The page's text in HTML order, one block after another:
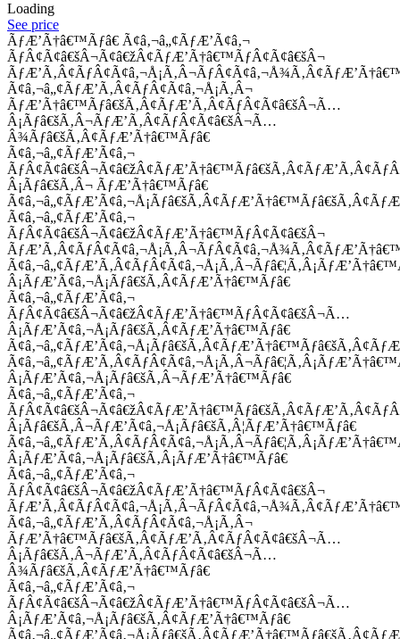
Loading
See price
ÃƒÆ’Ã†â€™Ãƒâ€ Ã¢â‚¬â„¢ÃƒÆ’Ã¢â‚¬
ÃƒÂ¢Ã¢â€šÂ¬Ã¢â€žÂ¢ÃƒÆ’Ã†â€™ÃƒÂ¢Ã¢â€šÂ¬
Ã¢â‚¬â„¢ÃƒÆ’Ã‚Â¢ÃƒÂ¢Ã¢â‚¬Å¡Ã‚Â¬
ÃƒÆ’Ã†â€™Ãƒâ€šÃ‚Â¢ÃƒÆ’Ã‚Â¢ÃƒÂ¢Ã¢â€šÂ¬Ã…
Â¡Ãƒâ€šÃ‚Â¬ÃƒÆ’Ã‚Â¢ÃƒÂ¢Ã¢â€šÂ¬Ã…
Â¾Ãƒâ€šÃ‚Â¢ÃƒÆ’Ã†â€™Ãƒâ€
Ã¢â‚¬â„¢ÃƒÆ’Ã¢â‚¬
Â¡Ãƒâ€šÃ‚Â¬ ÃƒÆ’Ã†â€™Ãƒâ€
Ã¢â‚¬â„¢ÃƒÆ’Ã¢â‚¬
ÃƒÂ¢Ã¢â€šÂ¬Ã¢â€žÂ¢ÃƒÆ’Ã†â€™ÃƒÂ¢Ã¢â€šÂ¬
Â¡ÃƒÆ’Ã¢â‚¬Å¡Ãƒâ€šÃ‚Â¢ÃƒÆ’Ã†â€™Ãƒâ€
Ã¢â‚¬â„¢ÃƒÆ’Ã¢â‚¬
ÃƒÂ¢Ã¢â€šÂ¬Ã¢â€žÂ¢ÃƒÆ’Ã†â€™ÃƒÂ¢Ã¢â€šÂ¬Ã…
Â¡ÃƒÆ’Ã¢â‚¬Å¡Ãƒâ€šÃ‚Â¢ÃƒÆ’Ã†â€™Ãƒâ€
Â¡ÃƒÆ’Ã¢â‚¬Å¡Ãƒâ€šÃ‚Â¬ÃƒÆ’Ã†â€™Ãƒâ€
Ã¢â‚¬â„¢ÃƒÆ’Ã¢â‚¬
Â¡Ãƒâ€šÃ‚Â¬ÃƒÆ’Ã¢â‚¬Å¡Ãƒâ€šÃ‚Â¦ÃƒÆ’Ã†â€™Ãƒâ€
Â¡ÃƒÆ’Ã¢â‚¬Å¡Ãƒâ€šÃ‚Â¡ÃƒÆ’Ã†â€™Ãƒâ€
Ã¢â‚¬â„¢ÃƒÆ’Ã¢â‚¬
ÃƒÂ¢Ã¢â€šÂ¬Ã¢â€žÂ¢ÃƒÆ’Ã†â€™ÃƒÂ¢Ã¢â€šÂ¬
Ã¢â‚¬â„¢ÃƒÆ’Ã‚Â¢ÃƒÂ¢Ã¢â‚¬Å¡Ã‚Â¬
ÃƒÆ’Ã†â€™Ãƒâ€šÃ‚Â¢ÃƒÆ’Ã‚Â¢ÃƒÂ¢Ã¢â€šÂ¬Ã…
Â¡Ãƒâ€šÃ‚Â¬ÃƒÆ’Ã‚Â¢ÃƒÂ¢Ã¢â€šÂ¬Ã…
Â¾Ãƒâ€šÃ‚Â¢ÃƒÆ’Ã†â€™Ãƒâ€
Ã¢â‚¬â„¢ÃƒÆ’Ã¢â‚¬
ÃƒÂ¢Ã¢â€šÂ¬Ã¢â€žÂ¢ÃƒÆ’Ã†â€™ÃƒÂ¢Ã¢â€šÂ¬Ã…
Â¡ÃƒÆ’Ã¢â‚¬Å¡Ãƒâ€šÃ‚Â¢ÃƒÆ’Ã†â€™Ãƒâ€